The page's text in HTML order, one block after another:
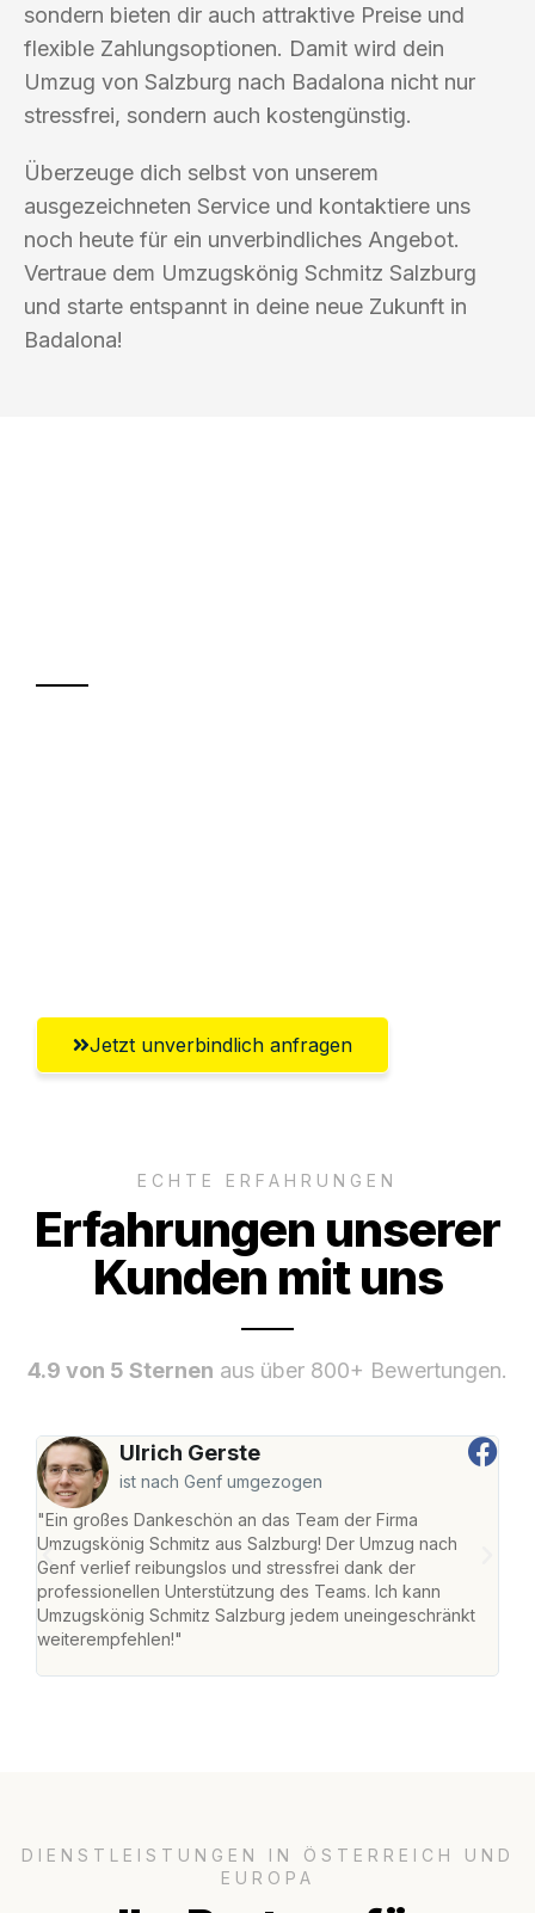
sondern bieten dir auch attraktive Preise und
flexible Zahlungsoptionen. Damit wird dein
Umzug von Salzburg nach Badalona nicht nur
stressfrei, sondern auch kostengünstig.
Überzeuge dich selbst von unserem
ausgezeichneten Service und kontaktiere uns
noch heute für ein unverbindliches Angebot.
Vertraue dem Umzugskönig Schmitz Salzburg
und starte entspannt in deine neue Zukunft in
Badalona!
Jetzt unverbindlich anfragen
ECHTE ERFAHRUNGEN
Erfahrungen unserer
Kunden mit uns
4.9 von 5 Sternen aus über 800+ Bewertungen.
Ulrich Gerste
ist nach Genf umgezogen
"Ein großes Dankeschön an das Team der Firma
Umzugskönig Schmitz aus Salzburg! Der Umzug nach
Genf verlief reibungslos und stressfrei dank der
professionellen Unterstützung des Teams. Ich kann
Umzugskönig Schmitz Salzburg jedem uneingeschränkt
weiterempfehlen!"
DIENSTLEISTUNGEN IN ÖSTERREICH UND
EUROPA